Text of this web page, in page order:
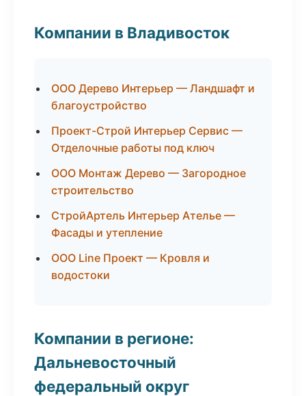
Компании в Владивосток
ООО Дерево Интерьер — Ландшафт и
благоустройство
Проект-Строй Интерьер Сервис —
Отделочные работы под ключ
ООО Монтаж Дерево — Загородное
строительство
СтройАртель Интерьер Ателье —
Фасады и утепление
ООО Line Проект — Кровля и
водостоки
Компании в регионе:
Дальневосточный
федеральный округ